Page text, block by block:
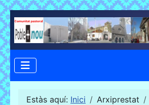
Estàs aquí: Inici Arxiprestat